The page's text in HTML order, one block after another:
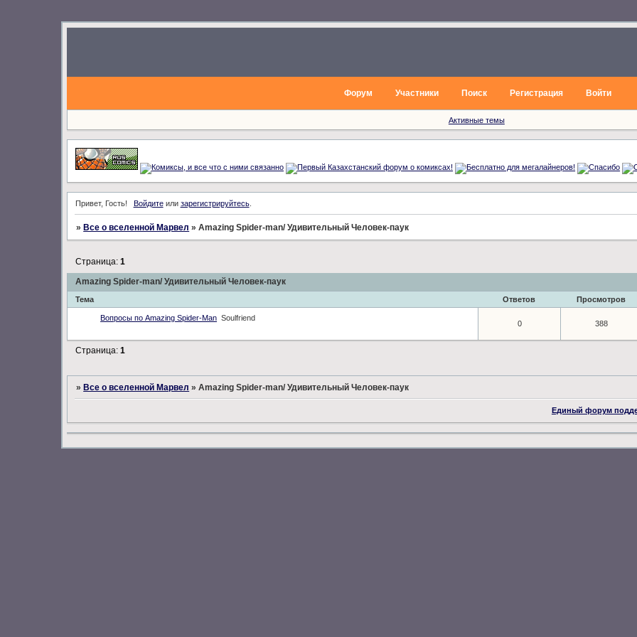
Форум Участники Поиск Регистрация Войти
Активные темы
Привет, Гость! Войдитеили зарегистрируйтесь.
» Все о вселенной Марвел »Amazing Spider-man/ Удивительный Человек-паук
Amazing Spider-man/ Удивительный Человек-паук
Страница:1
Тема Ответов Просмотров
Вопросы по Amazing Spider-Man Soulfriend
0 388
Страница:1
» Все о вселенной Марвел »Amazing Spider-man/ Удивительный Человек-паук
Единый форум